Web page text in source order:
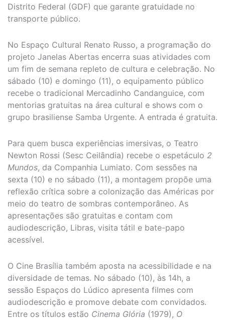
Distrito Federal (GDF) que garante gratuidade no
transporte público.
No Espaço Cultural Renato Russo, a programação do
projeto Janelas Abertas encerra suas atividades com
um fim de semana repleto de cultura e celebração. No
sábado (10) e domingo (11), o equipamento público
recebe o tradicional Mercadinho Candanguice, com
mentorias gratuitas na área cultural e shows com o
grupo brasiliense Samba Urgente. A entrada é gratuita.
Para quem busca experiências imersivas, o Teatro
Newton Rossi (Sesc Ceilândia) recebe o espetáculo 2
Mundos, da Companhia Lumiato. Com sessões na
sexta (10) e no sábado (11), a montagem propõe uma
reflexão crítica sobre a colonização das Américas por
meio do teatro de sombras contemporâneo. As
apresentações são gratuitas e contam com
audiodescrição, Libras, visita tátil e bate-papo
acessível.
O Cine Brasília também aposta na acessibilidade e na
diversidade de temas. No sábado (10), às 14h, a
sessão Espaços do Lúdico apresenta filmes com
audiodescrição e promove debate com convidados.
Entre os títulos estão Cinema Glória (1979), O